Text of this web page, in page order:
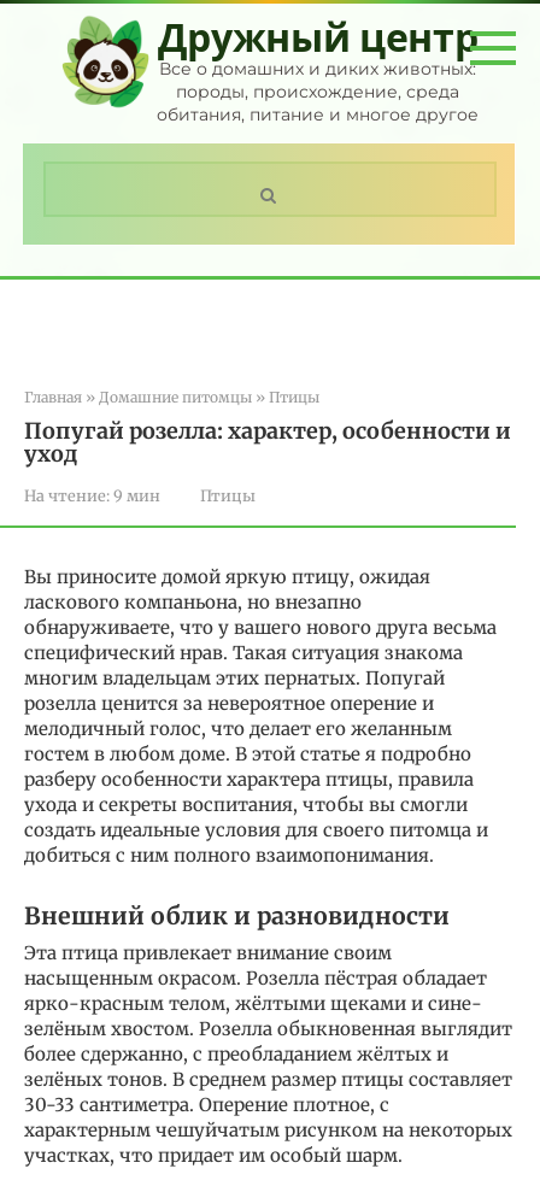
Перейти
контенту
Дружный центр
Все о домашних и диких животных:
породы, происхождение, среда
обитания, питание и многое другое
Главная » Домашние питомцы » Птицы
Попугай розелла: характер, особенности и
уход
На чтение:9 мин Птицы
Вы приносите домой яркую птицу, ожидая
ласкового компаньона, но внезапно
обнаруживаете, что у вашего нового друга весьма
специфический нрав. Такая ситуация знакома
многим владельцам этих пернатых. Попугай
розелла ценится за невероятное оперение и
мелодичный голос, что делает его желанным
гостем в любом доме. В этой статье я подробно
разберу особенности характера птицы, правила
ухода и секреты воспитания, чтобы вы смогли
создать идеальные условия для своего питомца и
добиться с ним полного взаимопонимания.
Внешний облик и разновидности
Эта птица привлекает внимание своим
насыщенным окрасом. Розелла пёстрая обладает
ярко-красным телом, жёлтыми щеками и сине-
зелёным хвостом. Розелла обыкновенная выглядит
более сдержанно, с преобладанием жёлтых и
зелёных тонов. В среднем размер птицы составляет
30-33 сантиметра. Оперение плотное, с
характерным чешуйчатым рисунком на некоторых
участках, что придает им особый шарм.